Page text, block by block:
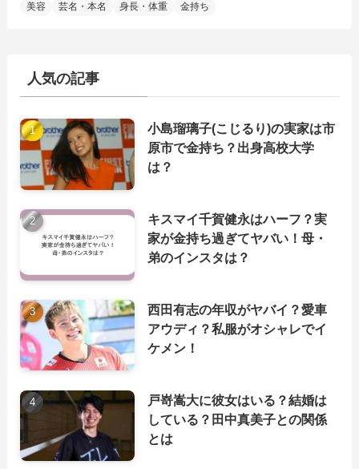
美容
芸名・本名 身長・体重 金持ち
人気の記事
小島瑠璃子(こじるり)の実家は市
原市で金持ち？出身高校大学
は？
キスマイ千賀健永はハーフ？実
家が金持ち過ぎてヤバい！母・
弟のインスタは？
西田有志の年収がヤバイ？愛車
アウディ？私服がオシャレでイ
ケメン！
戸嵜嵩大に彼女はいる？結婚は
している？田中真美子との関係
とは